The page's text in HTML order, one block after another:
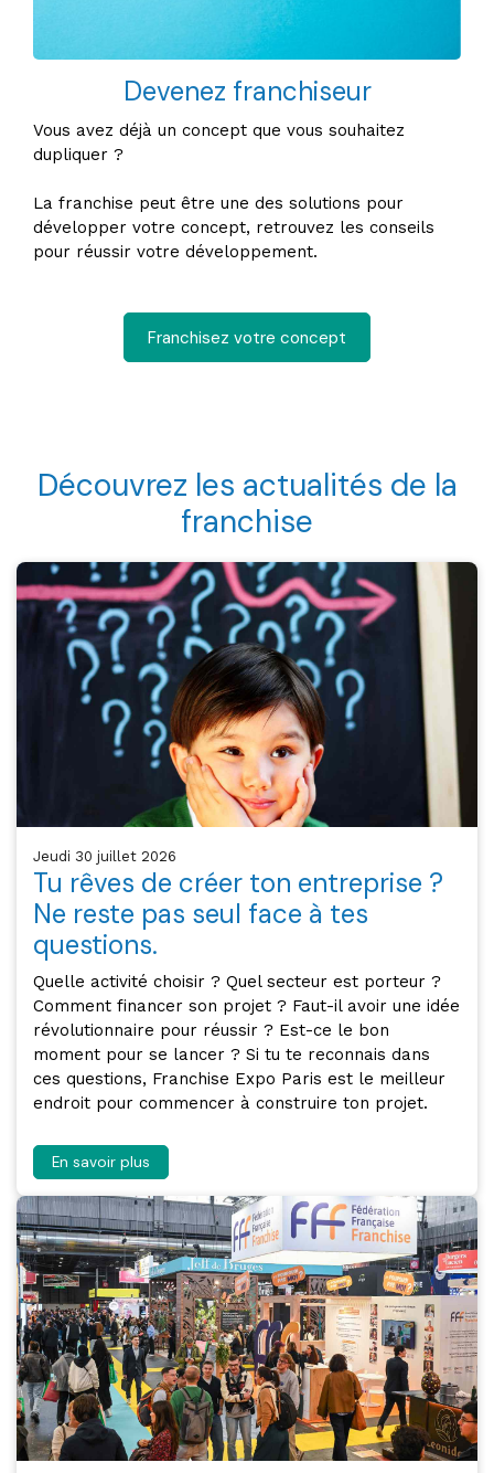
Devenez franchiseur
Vous avez déjà un concept que vous souhaitez
dupliquer ?
La franchise peut être une des solutions pour
développer votre concept, retrouvez les conseils
pour réussir votre développement.
Franchisez votre concept
Découvrez les actualités de la
franchise
jeudi 30 juillet 2026
Tu rêves de créer ton entreprise ?
Ne reste pas seul face à tes
questions.
Quelle activité choisir ? Quel secteur est porteur ?
Comment financer son projet ? Faut-il avoir une idée
révolutionnaire pour réussir ? Est-ce le bon
moment pour se lancer ? Si tu te reconnais dans
ces questions, Franchise Expo Paris est le meilleur
endroit pour commencer à construire ton projet.
En savoir plus